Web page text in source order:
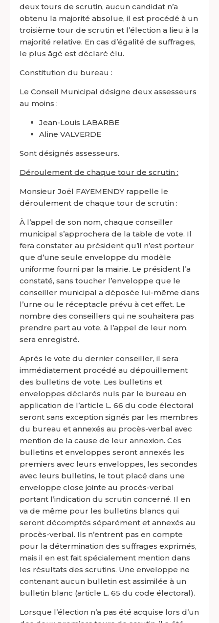
deux tours de scrutin, aucun candidat n’a
obtenu la majorité absolue, il est procédé à un
troisième tour de scrutin et l’élection a lieu à la
majorité relative. En cas d’égalité de suffrages,
le plus âgé est déclaré élu.
Constitution du bureau :
Le Conseil Municipal désigne deux assesseurs
au moins :
Jean-Louis LABARBE
Aline VALVERDE
Sont désignés assesseurs.
Déroulement de chaque tour de scrutin :
Monsieur Joël FAYEMENDY rappelle le
déroulement de chaque tour de scrutin :
À l’appel de son nom, chaque conseiller
municipal s’approchera de la table de vote. Il
fera constater au président qu’il n’est porteur
que d’une seule enveloppe du modèle
uniforme fourni par la mairie. Le président l’a
constaté, sans toucher l’enveloppe que le
conseiller municipal a déposée lui-même dans
l’urne ou le réceptacle prévu à cet effet. Le
nombre des conseillers qui ne souhaitera pas
prendre part au vote, à l’appel de leur nom,
sera enregistré.
Après le vote du dernier conseiller, il sera
immédiatement procédé au dépouillement
des bulletins de vote. Les bulletins et
enveloppes déclarés nuls par le bureau en
application de l’article L. 66 du code électoral
seront sans exception signés par les membres
du bureau et annexés au procès-verbal avec
mention de la cause de leur annexion. Ces
bulletins et enveloppes seront annexés les
premiers avec leurs enveloppes, les secondes
avec leurs bulletins, le tout placé dans une
enveloppe close jointe au procès-verbal
portant l’indication du scrutin concerné. Il en
va de même pour les bulletins blancs qui
seront décomptés séparément et annexés au
procès-verbal. Ils n’entrent pas en compte
pour la détermination des suffrages exprimés,
mais il en est fait spécialement mention dans
les résultats des scrutins. Une enveloppe ne
contenant aucun bulletin est assimilée à un
bulletin blanc (article L. 65 du code électoral).
Lorsque l’élection n’a pas été acquise lors d’un